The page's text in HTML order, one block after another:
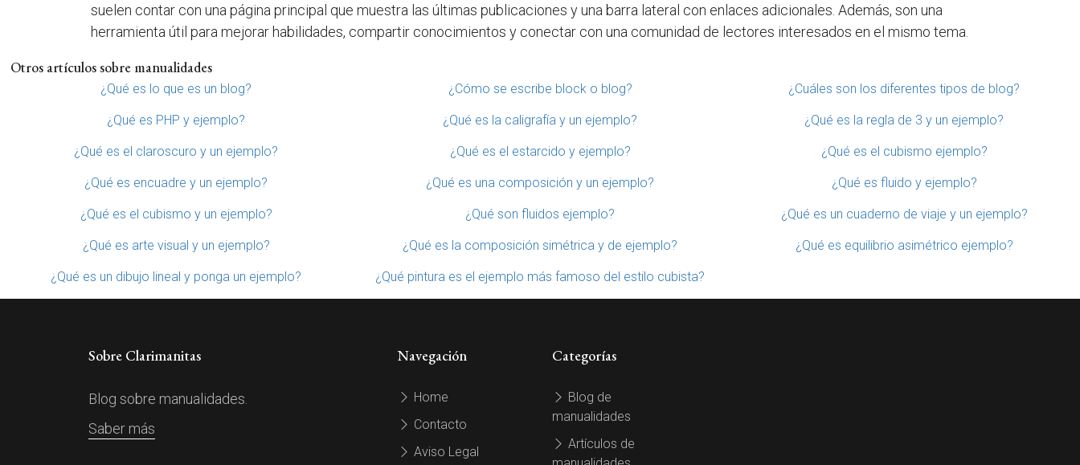
suelen contar con una página principal que muestra las últimas publicaciones y una barra lateral con enlaces adicionales. Además, son una
herramienta útil para mejorar habilidades, compartir conocimientos y conectar con una comunidad de lectores interesados en el mismo tema.
Otros artículos sobre manualidades
¿Qué es lo que es un blog? ¿Cómo se escribe block o blog? ¿Cuáles son los diferentes tipos de blog?
¿Qué es PHP y ejemplo? ¿Qué es la caligrafía y un ejemplo? ¿Qué es la regla de 3 y un ejemplo?
¿Qué es el claroscuro y un ejemplo? ¿Qué es el estarcido y ejemplo? ¿Qué es el cubismo ejemplo?
¿Qué es encuadre y un ejemplo? ¿Qué es una composición y un ejemplo? ¿Qué es fluido y ejemplo?
¿Qué es el cubismo y un ejemplo? ¿Qué son fluidos ejemplo? ¿Qué es un cuaderno de viaje y un ejemplo?
¿Qué es arte visual y un ejemplo? ¿Qué es la composición simétrica y de ejemplo? ¿Qué es equilibrio asimétrico ejemplo?
¿Qué es un dibujo lineal y ponga un ejemplo? ¿Qué pintura es el ejemplo más famoso del estilo cubista?
Sobre Clarimanitas
Blog sobre manualidades.
Saber más
Navegación
Home
Contacto
Aviso Legal
Categorías
Blog de
manualidades
Artículos de